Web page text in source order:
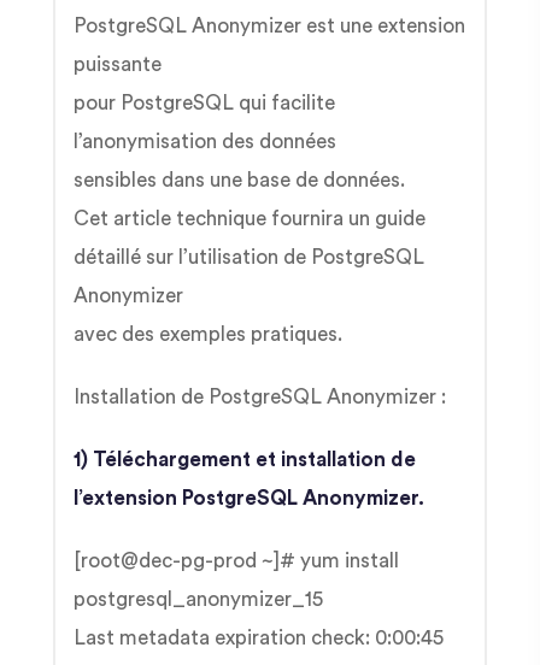
PostgreSQL Anonymizer est une extension
puissante
pour PostgreSQL qui facilite
l’anonymisation des données
sensibles dans une base de données.
Cet article technique fournira un guide
détaillé sur l’utilisation de PostgreSQL
Anonymizer
avec des exemples pratiques.
Installation de PostgreSQL Anonymizer :
1) Téléchargement et installation de
l’extension PostgreSQL Anonymizer.
[root@dec-pg-prod ~]# yum install
postgresql_anonymizer_15
Last metadata expiration check: 0:00:45